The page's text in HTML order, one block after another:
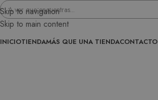
Skip to navigation
Skip to main content
INICIOTIENDAMÁS QUE UNA TIENDACONTACTO